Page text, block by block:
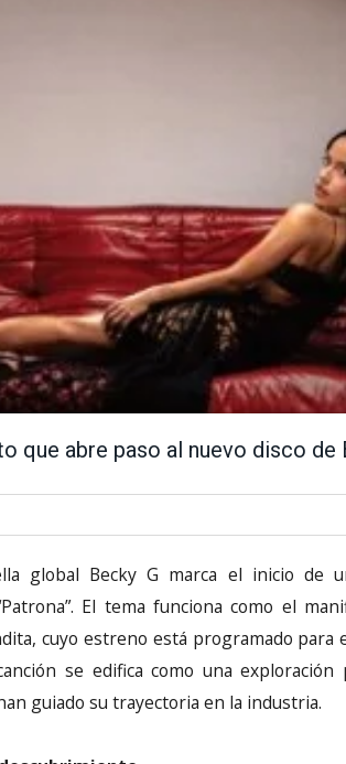
que abre paso al nuevo disco de
global Becky G marca el inicio de
El tema funciona como el
cuyo estreno está programado para
se edifica como una
guiado su trayectoria en la industria.